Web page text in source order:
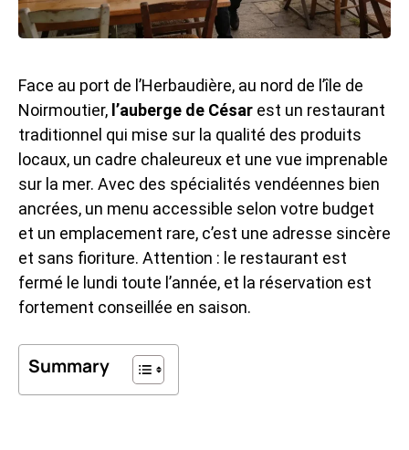
Face au port de l’Herbaudière, au nord de l’île de
Noirmoutier, l’auberge de César est un restaurant
traditionnel qui mise sur la qualité des produits
locaux, un cadre chaleureux et une vue imprenable
sur la mer. Avec des spécialités vendéennes bien
ancrées, un menu accessible selon votre budget
et un emplacement rare, c’est une adresse sincère
et sans fioriture. Attention : le restaurant est
fermé le lundi toute l’année, et la réservation est
fortement conseillée en saison.
Summary